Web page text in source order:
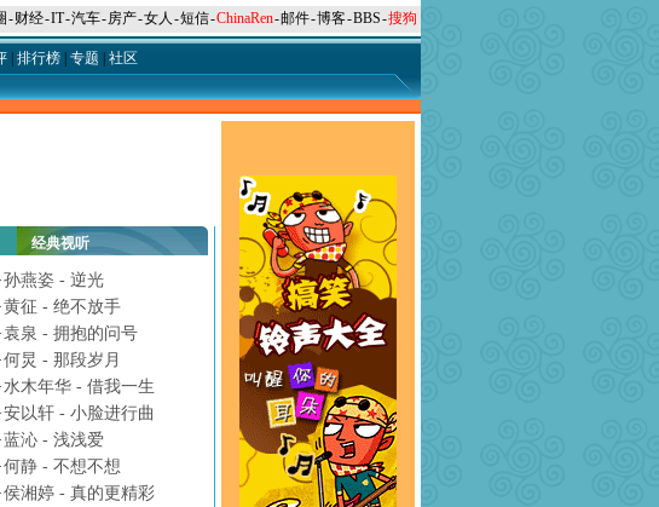
-财经-IT-汽车-房产-女人 -短信-ChinaRen-邮件-博客-BBS-搜狗
| 排行榜| 专题 社区
经典视听
·孙燕姿 - 逆光
·黄征 - 绝不放手
·袁泉 - 拥抱的问号
·何炅 - 那段岁月
·水木年华 - 借我一生
·安以轩 - 小脸进行曲
·蓝沁 - 浅浅爱
·何静 - 不想不想
·侯湘婷 - 真的更精彩